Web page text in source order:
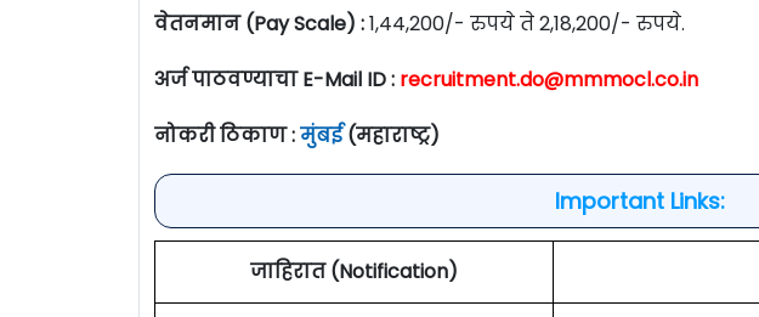
वेतनमान (Pay Scale) :1,44,200/- रुपये ते 2,18,200/- रुपये.
अर्ज पाठवण्याचा E-Mail ID : recruitment.do@mmmocl.co.in
नोकरी ठिकाण :मुंबई(महाराष्ट्र)
Important Links:
जाहिरात (Notification)